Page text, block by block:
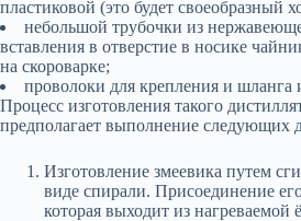
пластиковой (это будет своеобразный
небольшой трубочки из
вставления в отверстие в носике
на скороварке;
проволоки для крепления и шланга
Процесс изготовления такого
предполагает выполнение следующих
Изготовление змеевика путем
виде спирали. Присоединение
которая выходит из нагреваемой